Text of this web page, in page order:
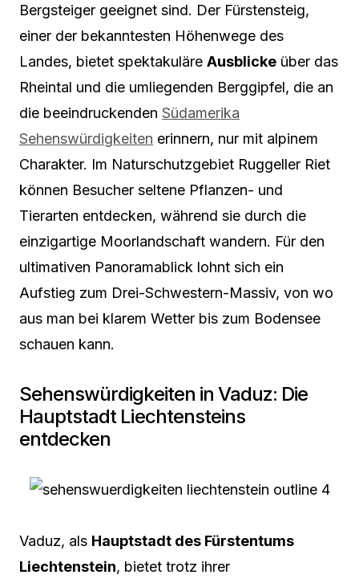
Bergsteiger geeignet sind. Der Fürstensteig,
einer der bekanntesten Höhenwege des
Landes, bietet spektakuläre Ausblicke über das
Rheintal und die umliegenden Berggipfel, die an
die beeindruckenden Südamerika
Sehenswürdigkeiten erinnern, nur mit alpinem
Charakter. Im Naturschutzgebiet Ruggeller Riet
können Besucher seltene Pflanzen- und
Tierarten entdecken, während sie durch die
einzigartige Moorlandschaft wandern. Für den
ultimativen Panoramablick lohnt sich ein
Aufstieg zum Drei-Schwestern-Massiv, von wo
aus man bei klarem Wetter bis zum Bodensee
schauen kann.
Sehenswürdigkeiten in Vaduz: Die
Hauptstadt Liechtensteins
entdecken
Vaduz, als Hauptstadt des Fürstentums
Liechtenstein, bietet trotz ihrer